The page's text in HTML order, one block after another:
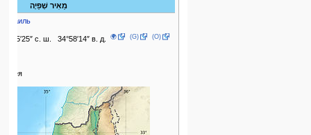
מֵאִיר שְׁפֵיָה
Израиль
32°35′25″ с. ш. 34°58′14″ в. д. 🌍 (G) (O)
Шфея